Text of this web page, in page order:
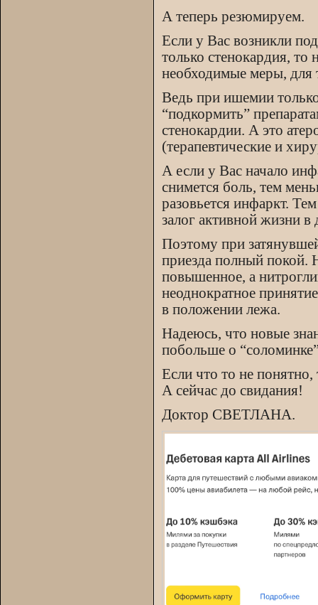
А теперь резюмируем.
Если у Вас возникли
только стенокардия, то
необходимые меры, для
Ведь при ишемии
“подкормить”
стенокардии. А это
(терапевтические и
А если у Вас начало
снимется боль, тем
разовьется инфаркт.
залог активной жизни
Поэтому при
приезда полный покой.
повышенное, а
неоднократное
в положении лежа.
Надеюсь, что новые
побольше о
Если что то не
А сейчас до свидания!
Доктор СВЕТЛАНА.